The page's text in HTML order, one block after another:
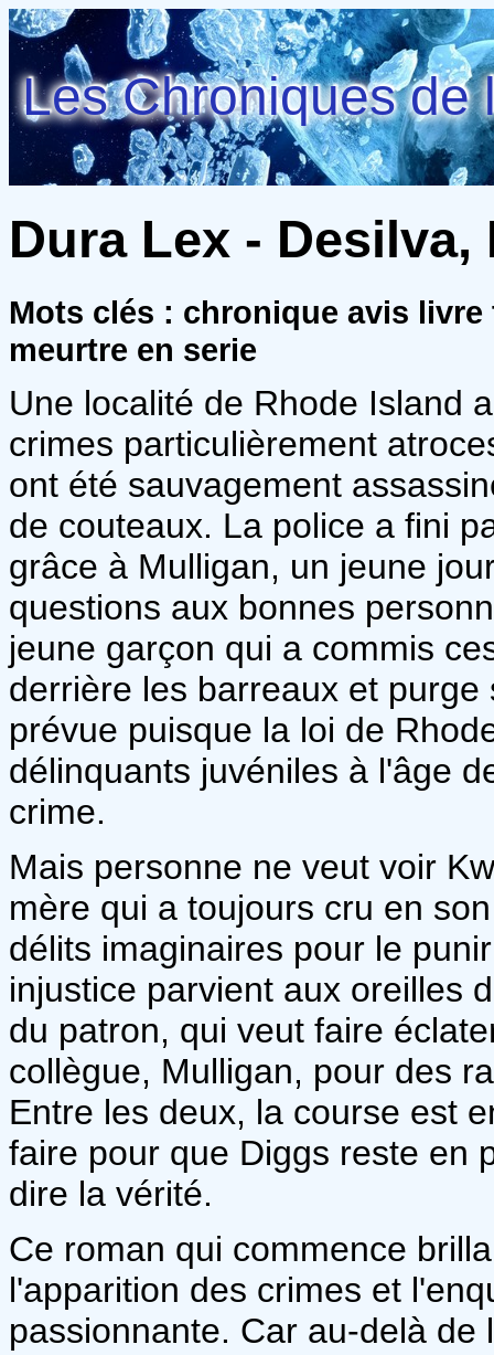
Les Chroniques de
Dura Lex - Desilva,
Mots clés : chronique avis
meurtre en serie
Une localité de Rhode Island
crimes particulièrement
ont été sauvagement
de couteaux. La police a fini
grâce à Mulligan, un jeune
questions aux bonnes
jeune garçon qui a commis
derrière les barreaux et
prévue puisque la loi de
délinquants juvéniles à l'âge
crime.
Mais personne ne veut voir
mère qui a toujours cru en
délits imaginaires pour le
injustice parvient aux oreilles
du patron, qui veut faire
collègue, Mulligan, pour des
Entre les deux, la course est
faire pour que Diggs reste en
dire la vérité.
Ce roman qui commence
l'apparition des crimes et
passionnante. Car au-delà